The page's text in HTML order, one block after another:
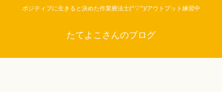
ポジティブに生きると決めた作業療法士(^▽^)/アウトプット練習中
たてよこさんのブログ